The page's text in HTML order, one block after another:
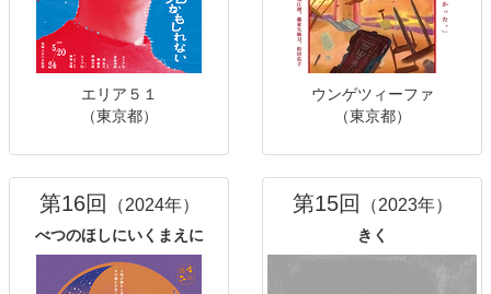
エリア５１
（東京都）
ウンゲツィーファ
（東京都）
第16回 （2024年）
べつのほしにいくまえに
第15回 （2023年）
きく